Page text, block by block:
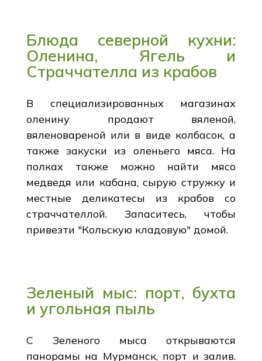
Блюда северной кухни:
Оленина, Ягель и
Страччателла из крабов
В специализированных магазинах
оленину продают вяленой,
вяленовареной или в виде колбасок, а
также закуски из оленьего мяса. На
полках также можно найти мясо
медведя или кабана, сырую стружку и
местные деликатесы из крабов со
страччателлой. Запаситесь, чтобы
привезти "Кольскую кладовую" домой.
Зеленый мыс: порт, бухта
и угольная пыль
С Зеленого мыса открываются
панорамы на Мурманск, порт и залив.